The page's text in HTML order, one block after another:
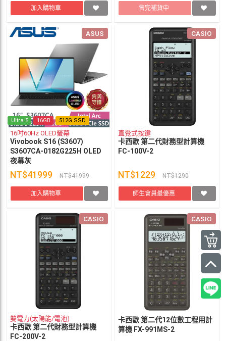
加入購物車 售完補貨中
ASUS
Ultra 5 16GB 512G SSD
16吋60Hz OLED螢幕
Vivobook S16 (S3607)
S3607CA-0182G225H OLED
夜幕灰
NT$41999 NT$41999
加入購物車
CASIO
直覺式按鍵
卡西歐 第二代財務型計算機
FC-100V-2
NT$1229 NT$1290
師生會員最優惠
CASIO
雙電力(太陽能/電池)
卡西歐 第二代財務型計算機
FC-200V-2
CASIO
卡西歐 第二代12位數工程用計
算機 FX-991MS-2